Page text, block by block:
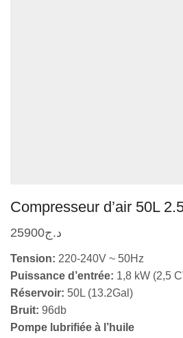
Compresseur d’air 50L
د.ج25900
Tension: 220-240V ~ 50Hz
Puissance d’entrée: 1,8 kW (2,5
Réservoir: 50L (13.2Gal)
Bruit: 96db
Pompe lubrifiée à l’huile